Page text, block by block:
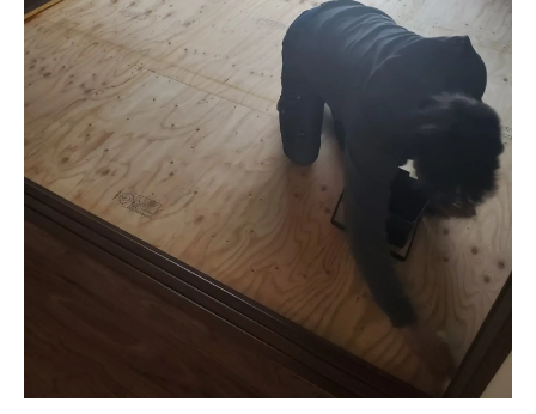
費用目安と導入メリット
実際の施工事例とお客様の声
まとめ：木造住宅をカビから守る鍵
よくある質問
お問い合わせ・ご相談窓口